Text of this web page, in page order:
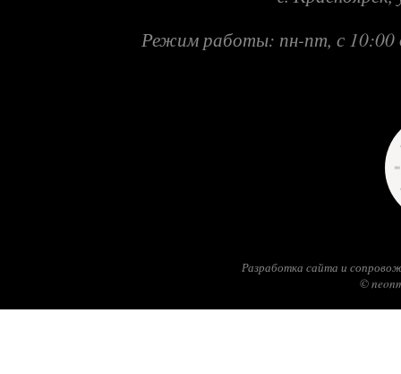
Режим работы: пн-пт, с 10:00
Разработка сайта и
©